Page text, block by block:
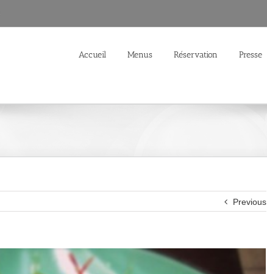
Accueil Menus Réservation Presse
Previous